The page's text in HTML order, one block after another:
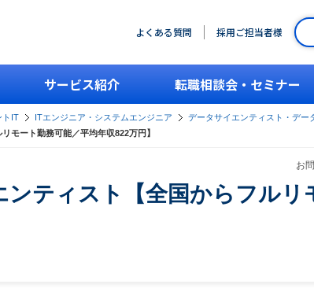
よくある質問 採用ご担当者様
サービス紹介 転職相談会・セミナー
トIT ITエンジニア・システムエンジニア データサイエンティスト・デー
モート勤務可能／平均年収822万円】
お
ティスト【全国からフルリ